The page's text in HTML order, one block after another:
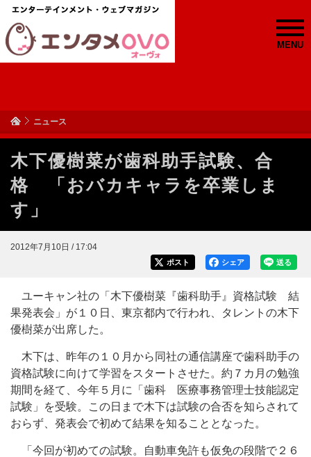
MENU
ニュース
木下優樹菜が歯科助手試験、合
格 「おバカキャラを卒業しま
す」
2012年7月10日 / 17:04
送る
シェア
ポスト
ユーキャン社の「木下優樹菜『歯科助手』資格試験 結
果発表会」が１０日、東京都内で行われ、タレントの木下
優樹菜が出席した。
木下は、昨年の１０月から同社の通信講座で歯科助手の
資格試験に向けて学習をスタートさせた。約７カ月の勉強
期間を経て、今年５月に「歯科 医療事務管理士技能認定
試験」を受験。この日まで木下は試験の合否を知らされて
おらず、発表会で初めて結果を知ることとなった。
「今回が初めての試験。自動車免許も仮免の段階で２６